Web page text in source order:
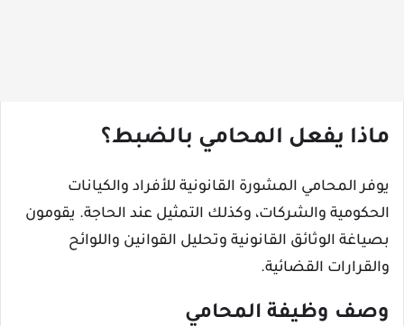
ماذا يفعل المحامي بالضبط؟
يوفر المحامي المشورة القانونية للأفراد والكيانات
الحكومية والشركات، وكذلك التمثيل عند الحاجة. يقومون
بصياغة الوثائق القانونية وتحليل القوانين واللوائح
والقرارات القضائية.
وصف وظيفة المحامي